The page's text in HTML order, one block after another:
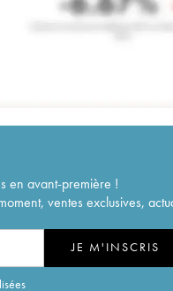
en avant-première !
ventes exclusives,
JE M'INSCRIS